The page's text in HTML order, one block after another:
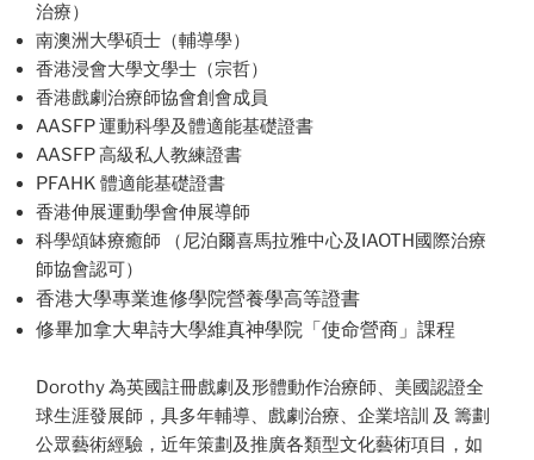
治療）
南澳洲大學碩士（輔導學）
香港浸會大學文學士（宗哲）
香港戲劇治療師協會創會成員
AASFP 運動科學及體適能基礎證書
AASFP 高級私人教練證書
PFAHK 體適能基礎證書
香港伸展運動學會伸展導師
科學頌缽療癒師 （尼泊爾喜馬拉雅中心及IAOTH國際治療
師協會認可）
香港大學專業進修學院營養學高等證書
修畢加拿大卑詩大學維真神學院「使命營商」課程
Dorothy 為英國註冊戲劇 及形體動作治療師、美國認證全
球生涯發展師，具多年輔導、戲劇治療、企業培訓 及 籌劃
公眾藝術經驗，近年策劃及推廣各類型文化藝術項目，如